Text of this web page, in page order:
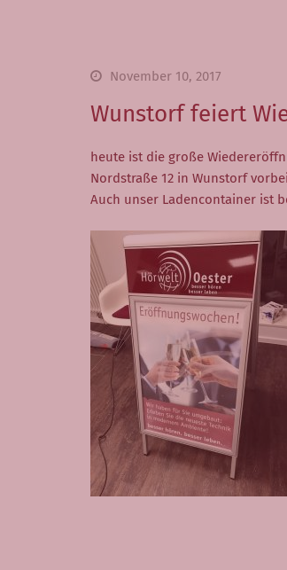
November 10, 2017
Wunstorf feiert
heute ist die große
Nordstraße 12 in Wunstorf
Auch unser Ladencontainer ist